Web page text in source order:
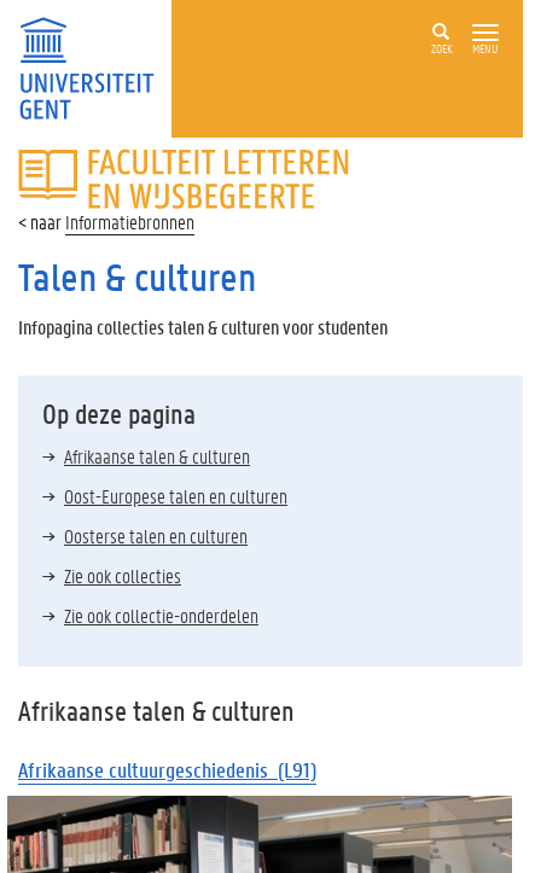
ZOEK MENU
FACULTEIT
LETTEREN
WIJSBEGEERTE
Informatiebronnen
Talen & culturen
Infopagina collecties talen & culturen voor studenten
Op deze pagina
Afrikaanse talen & culturen
Oost-Europese talen en culturen
Oosterse talen en culturen
Zie ook collecties
Zie ook collectie-onderdelen
Afrikaanse talen & culturen
Afrikaanse cultuurgeschiedenis (L91)